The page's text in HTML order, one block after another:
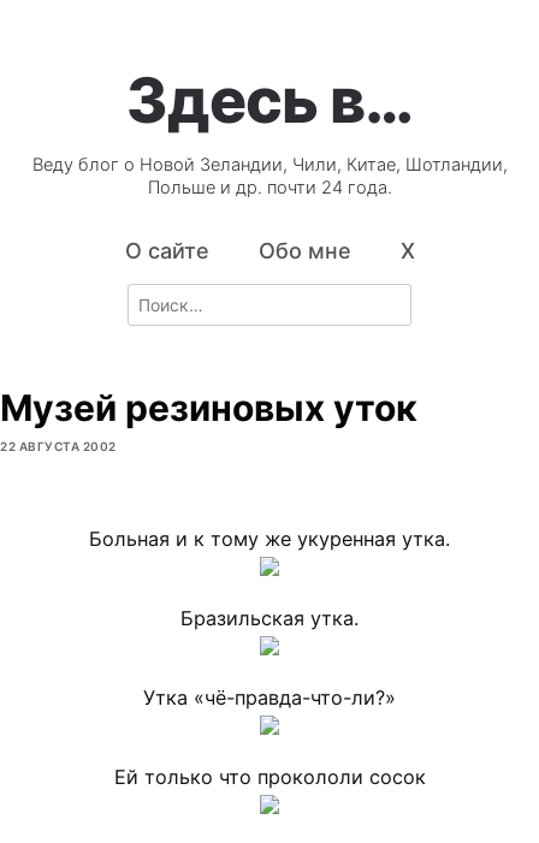
Здесь в…
Веду блог о Новой Зеландии, Чили, Китае, Шотландии,
Польше и др. почти 24 года.
О сайте Обо мне X
Search
for:
Музей резиновых уток
22 АВГУСТА 2002
Больная и к тому же укуренная утка.
Бразильская утка.
Утка «чё-правда-что-ли?»
Ей только что прокололи сосок